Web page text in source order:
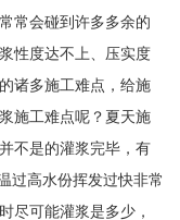
常会碰到许多多余的
性度达不上、压实度
诸多施工难点，给施
施工难点呢？夏天施
不是的灌浆完毕，有
过高水份挥发过快非常
尽可能灌浆是多少，